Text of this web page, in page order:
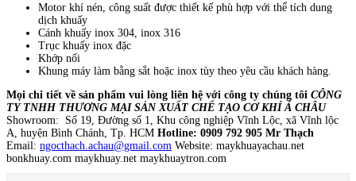
Motor khí nén, công suất được thiết kế phù hợp với thể tích dung
dịch khuấy
Cánh khuấy inox 304, inox 316
Trục khuấy inox đặc
Khớp nối
Khung máy làm bằng sắt hoặc inox tùy theo yêu cầu khách hàng.
Mọi chi tiết về sản phẩm vui lòng liên hệ với công ty chúng tôi CÔNG
TY TNHH THƯƠNG MẠI SẢN XUẤT CHẾ TẠO CƠ KHÍ Á CHÂU
Showroom: Số 19, Đường số 1, Khu công nghiệp Vĩnh Lộc, xã Vĩnh lộc
A, huyện Bình Chánh, Tp. HCM Hotline: 0909 792 905 Mr Thạch
Email: ngocthach.achau@gmail.com Website: maykhuayachau.net
bonkhuay.com maykhuay.net maykhuaytron.com